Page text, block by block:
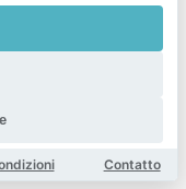
de Marseille
Contatto